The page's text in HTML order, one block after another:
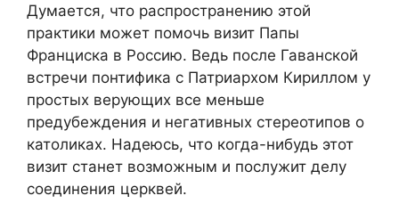
Думается, что распространению этой
практики может помочь визит Папы
Франциска в Россию. Ведь после Гаванской
встречи понтифика с Патриархом Кириллом у
простых верующих все меньше
предубеждения и негативных стереотипов о
католиках. Надеюсь, что когда-нибудь этот
визит станет возможным и послужит делу
соединения церквей.